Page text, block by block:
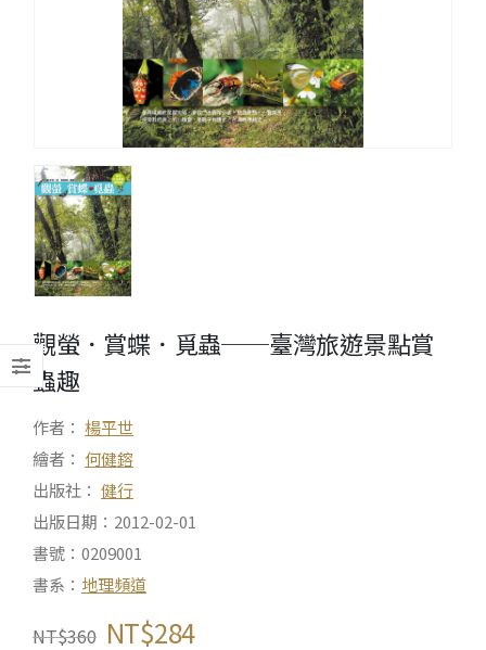
觀螢．賞蝶．覓蟲──臺灣旅遊景點賞
蟲趣
作者： 楊平世
繪者： 何健鎔
出版社： 健行
出版日期：2012-02-01
書號：0209001
書系： 地理頻道
NT$360 NT$284